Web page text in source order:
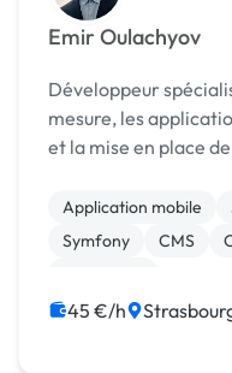
Emir Oulachyov
Développeur
mesure, les
et la mise en place
Application mobile
Symfony
CMS
45 €/h